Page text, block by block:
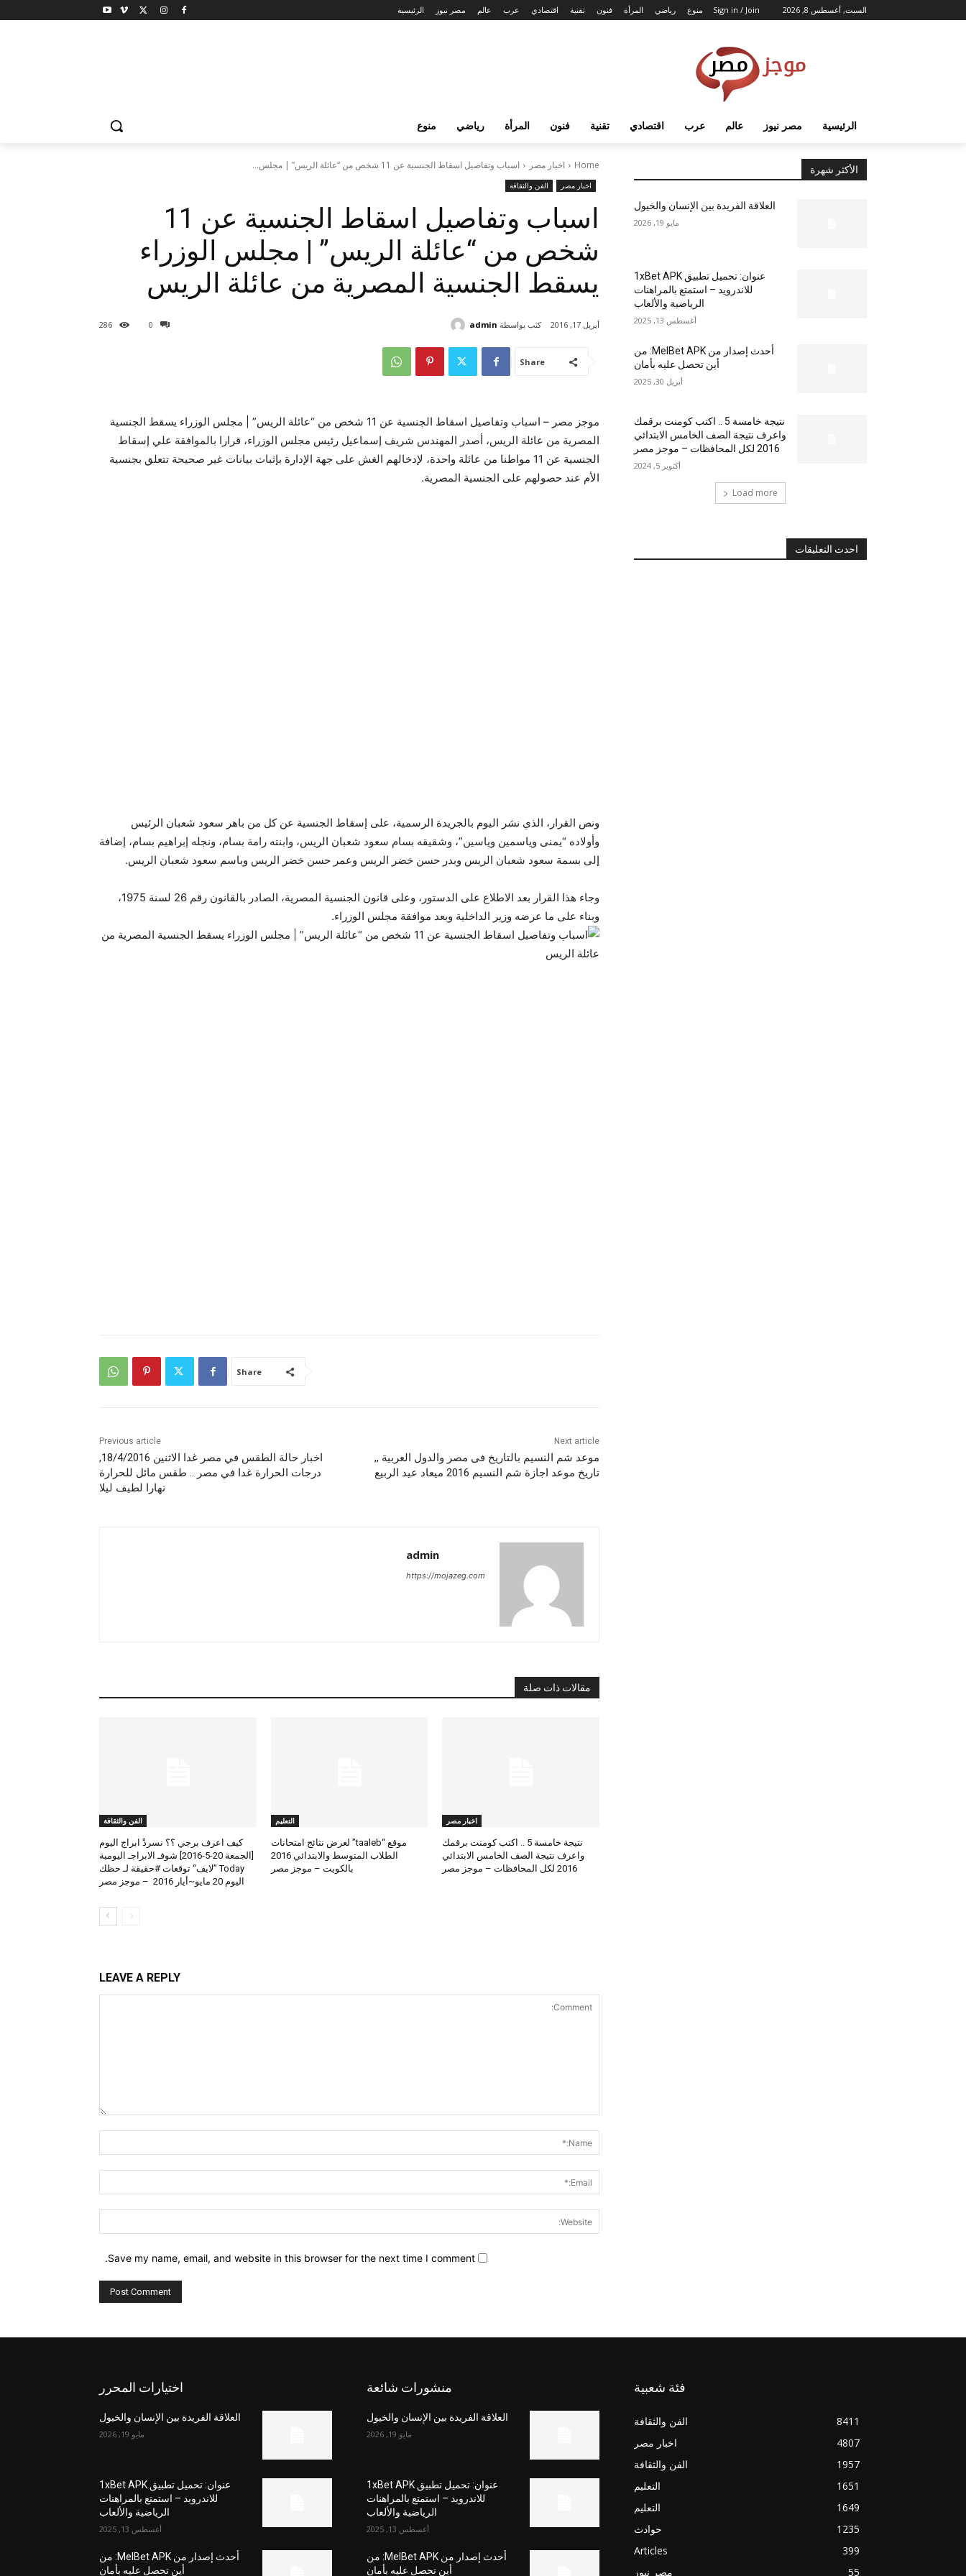
السبت, أغسطس 8, 2026 Sign in / Join الرئيسية مصر نيوز عالم عرب اقتصادي تقنية فنون المرأة رياضي منوع
الرئيسية مصر نيوز عالم عرب اقتصادي تقنية فنون المرأة رياضي منوع
Home اخبار مصر اسباب وتفاصيل اسقاط الجنسية عن 11 شخص من “عائلة الريس” | مجلس...
اخبار مصر الفن والثقافة
اسباب وتفاصيل اسقاط الجنسية عن 11
شخص من “عائلة الريس” | مجلس الوزراء
يسقط الجنسية المصرية من عائلة الريس
0
286 أبريل 17, 2016 كتب بواسطة admin
Share
موجز مصر – اسباب وتفاصيل اسقاط الجنسية عن 11 شخص من “عائلة الريس” | مجلس الوزراء يسقط الجنسية
المصرية من عائلة الريس، أصدر المهندس شريف إسماعيل رئيس مجلس الوزراء، قرارا بالموافقة علي إسقاط
الجنسية عن 11 مواطنا من عائلة واحدة، لإدخالهم الغش على جهة الإدارة بإثبات بيانات غير صحيحة تتعلق بجنسية
الأم عند حصولهم على الجنسية المصرية.
ونص القرار، الذي نشر اليوم بالجريدة الرسمية، على إسقاط الجنسية عن كل من باهر سعود شعبان الرئيس
وأولاده “يمنى وياسمين وياسين”، وشقيقه بسام سعود شعبان الريس، وابنته رامة بسام، ونجله إبراهيم بسام، إضافة
إلى بسمة سعود شعبان الريس وبدر حسن خضر الريس وعمر حسن خضر الريس وباسم سعود شعبان الريس.
وجاء هذا القرار بعد الاطلاع على الدستور، وعلى قانون الجنسية المصرية، الصادر بالقانون رقم 26 لسنة 1975،
وبناء على ما عرضه وزير الداخلية وبعد موافقة مجلس الوزراء.
Share
Previous article
اخبار حالة الطقس في مصر غدا الاثنين 18/4/2016,
درجات الحرارة غدا في مصر .. طقس مائل للحرارة
نهارا لطيف ليلا
Next article
موعد شم النسيم بالتاريخ فى مصر والدول العربية ,,
تاريخ موعد اجازة شم النسيم 2016 ميعاد عيد الربيع
admin
https://mojazeg.com
مقالات ذات صلة
اخبار مصر
نتيجة خامسة 5 .. اكتب كومنت برقمك
واعرف نتيجة الصف الخامس الابتدائي
2016 لكل المحافظات – موجز مصر
التعليم
موقع “taaleb” لعرض نتائج امتحانات
الطلاب المتوسط والابتدائي 2016
بالكويت – موجز مصر
الفن والثقافة
كيف اعرف برجي ؟؟ نسردْ ابراج اليوم
[الجمعة 20-5-2016] شوفـ الابراجـ اليومية
Today ”لايف“ توقعات #حقيقة لـ حظك
اليوم 20 مايو~أيار 2016 – موجز مصر
LEAVE A REPLY
Save my name, email, and website in this browser for the next time I comment.
الأكثر شهرة
العلاقة الفريدة بين الإنسان والخيول
مايو 19, 2026
عنوان: تحميل تطبيق 1xBet APK
للاندرويد – استمتع بالمراهنات
الرياضية والألعاب
أغسطس 13, 2025
أحدث إصدار من MelBet APK: من
أين تحصل عليه بأمان
أبريل 30, 2025
نتيجة خامسة 5 .. اكتب كومنت برقمك
واعرف نتيجة الصف الخامس الابتدائي
2016 لكل المحافظات – موجز مصر
أكتوبر 5, 2024
Load more
احدث التعليقات
اختيارات المحرر
العلاقة الفريدة بين الإنسان والخيول
مايو 19, 2026
عنوان: تحميل تطبيق 1xBet APK
للاندرويد – استمتع بالمراهنات
الرياضية والألعاب
أغسطس 13, 2025
أحدث إصدار من MelBet APK: من
أين تحصل عليه بأمان
منشورات شائعة
العلاقة الفريدة بين الإنسان والخيول
مايو 19, 2026
عنوان: تحميل تطبيق 1xBet APK
للاندرويد – استمتع بالمراهنات
الرياضية والألعاب
أغسطس 13, 2025
أحدث إصدار من MelBet APK: من
أين تحصل عليه بأمان
فئة شعبية
الفن والثقافة
8411
اخبار مصر
4807
الفن والثقافة
1957
التعليم
1651
التعليم
1649
حوادث
1235
Articles
399
مصر نيوز
55